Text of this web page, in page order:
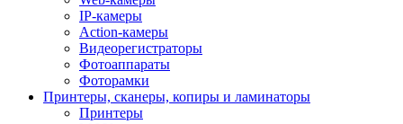
IP-камеры
Action-камеры
Видеорегистраторы
Фотоаппараты
Фоторамки
Принтеры, сканеры, копиры и ламинаторы
Принтеры